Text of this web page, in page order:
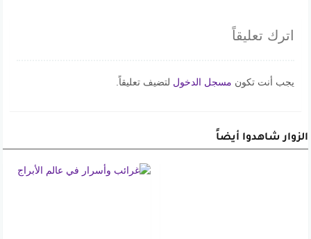
اترك تعليقاً
يجب أنت تكون مسجل الدخول لتضيف تعليقاً.
الزوار شاهدوا أيضاً